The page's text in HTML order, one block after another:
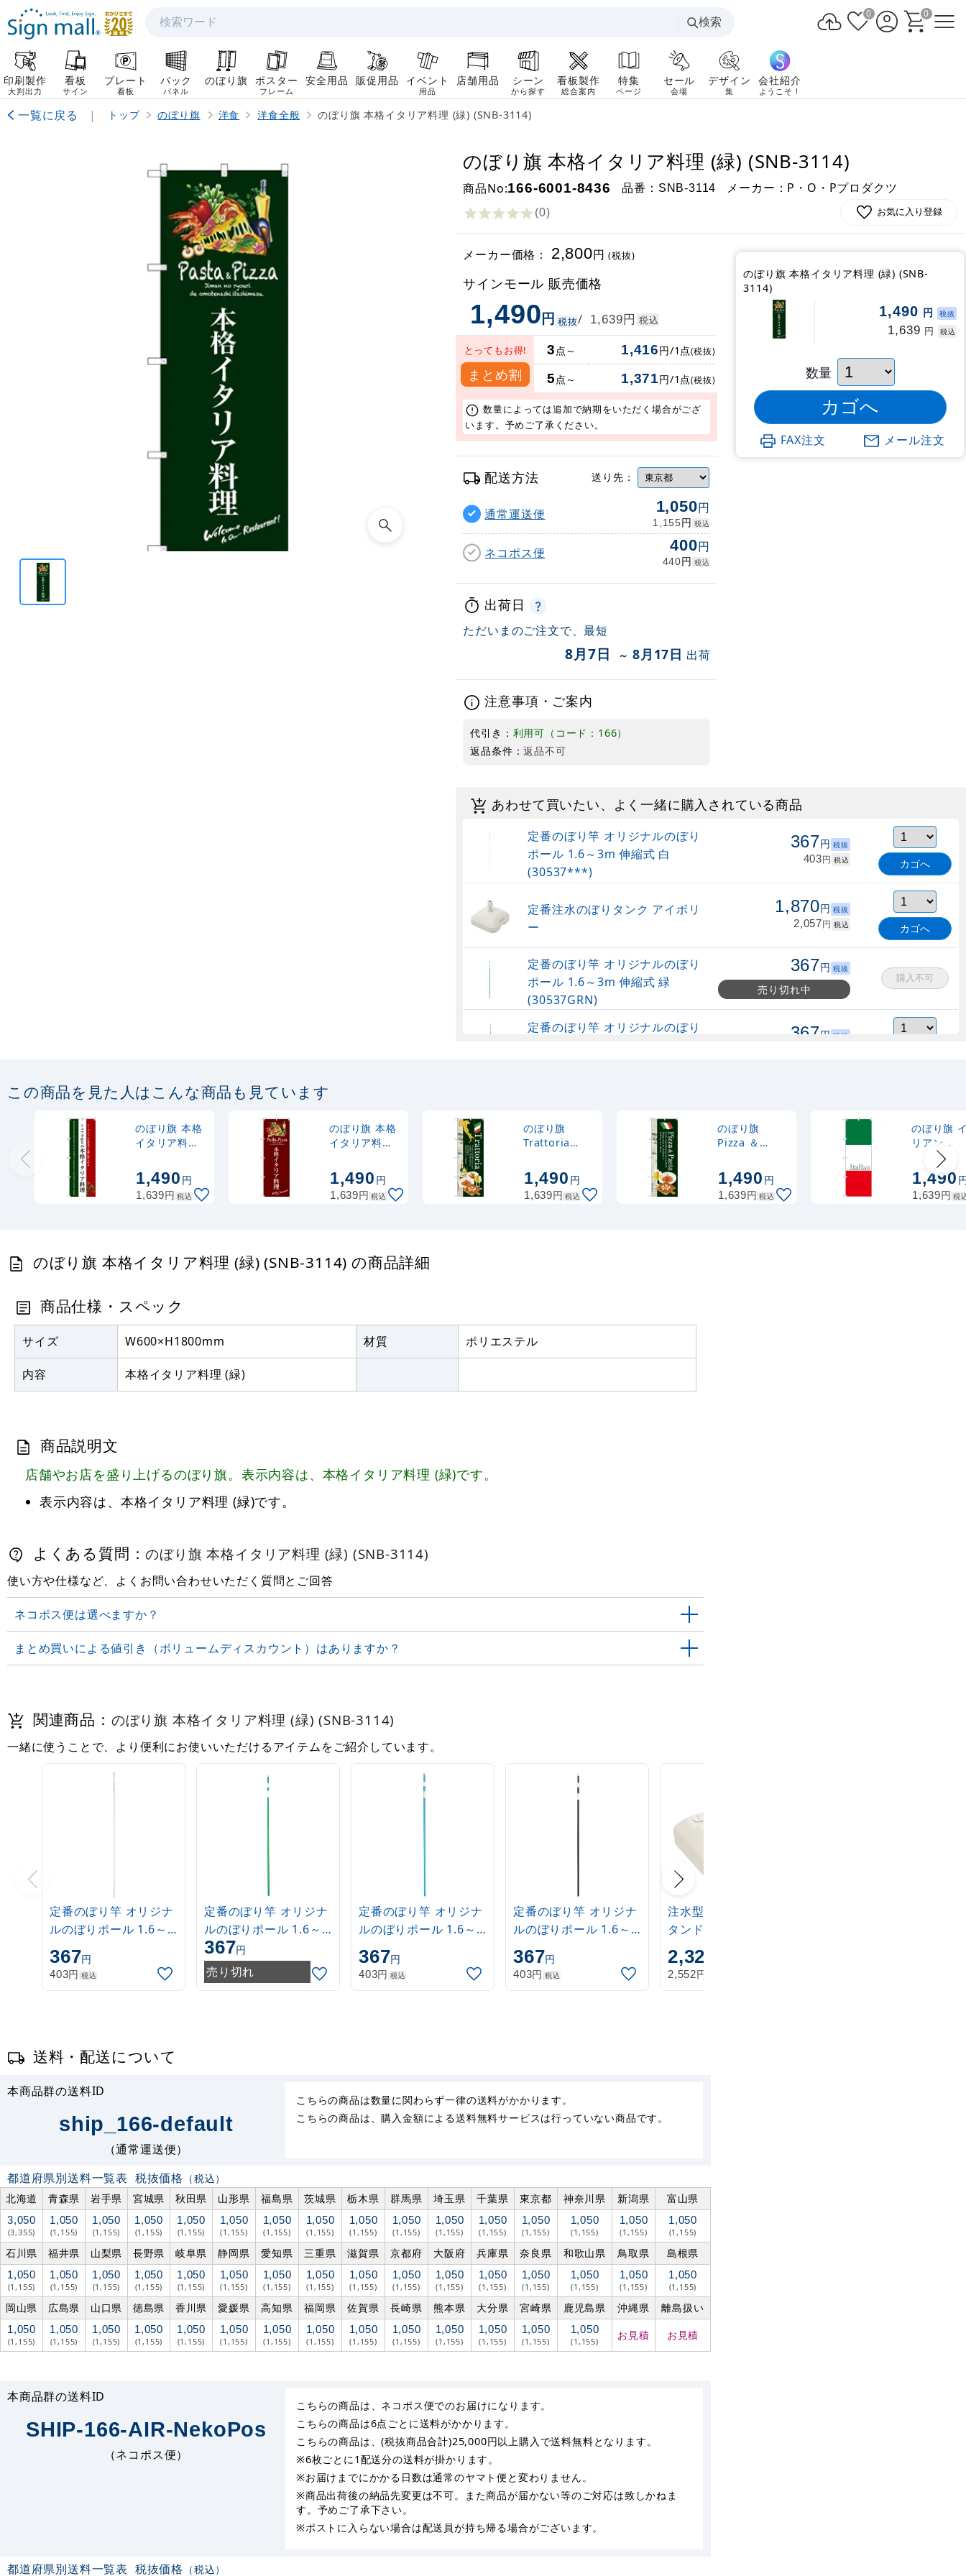
検索
検索
0 0
印刷製作
大判出力
看板
サイン
プレート
看板
バック
パネル
のぼり旗 ポスター
フレーム
安全用品 販促用品 イベント
用品
店舗用品 シーン
から探す
看板製作
総合案内
特集
ページ
セール
会場
デザイン
集
会社紹介
ようこそ！
一覧に戻る | トップ のぼり旗 洋食 洋食全般 のぼり旗 本格イタリア料理 (緑) (SNB-3114)
のぼり旗 本格イタリア料理 (緑) (SNB-3114)
商品No:166-6001-8436 品番： SNB-3114 メーカー：P・O・Pプロダクツ
(0) お気に入り登録
メーカー価格： 2,800円(税抜)
サインモール 販売価格
1,490円 税抜/ 1,639円 税込
とってもお得!
まとめ割
3点～ 1,416円/1点(税抜)
5点～ 1,371円/1点(税抜)
数量によっては追加で納期をいただく場合がござ
います。予めご了承ください。
配送方法 送り先：
通常運送便 1,050円
1,155円 税込
ネコポス便 400円
440円 税込
出荷日
ただいまのご注文で、最短
8月7日 ～ 8月17日 出荷
注意事項・ご案内
代引き： 利用可（コード：166）
返品条件：返品不可
のぼり旗 本格イタリア料理 (緑) (SNB-
3114)
1,490 円 税抜
1,639 円 税込
数量
FAX注文 メール注文
あわせて買いたい、よく一緒に購入されている商品
定番のぼり竿 オリジナルのぼり
ポール 1.6～3m 伸縮式 白
(30537***)
367円 税抜
403円 税込 カゴへ
定番注水のぼりタンク アイボリ
ー
1,870円 税抜
2,057円 税込 カゴへ
定番のぼり竿 オリジナルのぼり
ポール 1.6～3m 伸縮式 緑
(30537GRN)
367円 税抜
売り切れ中
購入不可
定番のぼり竿 オリジナルのぼり
367円 税抜
(30537BLK)
注水型マルチのぼりスタンド
20L
税込 カゴへ
この商品を見た人はこんな商品も見ています
のぼり旗 本格
イタリア料理
3087)
1,490円
1,639円 税込
のぼり旗 本格
イタリア料理
3109)
1,490円
1,639円 税込
のぼり旗
Trattoria
1,490円
1,639円 税込
のぼり旗
Pizza ＆
3102)
1,490円
1,639円 税込
のぼり旗
リアン
(Italian)
(SNB-
1,490
1,639円 税
のぼり旗 本格イタリア料理 (緑) (SNB-3114) の商品詳細
商品仕様・スペック
サイズ W600×H1800mm 材質 ポリエステル
内容 本格イタリア料理 (緑)
商品説明文
店舗やお店を盛り上げるのぼり旗。表示内容は、本格イタリア料理 (緑)です。
表示内容は、本格イタリア料理 (緑)です。
よくある質問：のぼり旗 本格イタリア料理 (緑) (SNB-3114)
使い方や仕様など、よくお問い合わせいただく質問とご回答
ネコポス便は選べますか？
まとめ買いによる値引き（ボリュームディスカウント）はありますか？
関連商品： のぼり旗 本格イタリア料理 (緑) (SNB-3114)
一緒に使うことで、より便利にお使いいただけるアイテムをご紹介しています。
定番のぼり竿 オリジナ
ルのぼりポール 1.6～
3m 伸縮式 白
(30537***)
367円
403円 税込
定番のぼり竿 オリジナ
ルのぼりポール 1.6～
3m 伸縮式 緑
(30537GRN)
367円
売り切れ
定番のぼり竿 オリジナ
ルのぼりポール 1.6～
3m 伸縮式 水色
(30537SBL)
367円
403円 税込
定番のぼり竿 オリジナ
ルのぼりポール 1.6～
3m 伸縮式 黒
(30537BLK)
367円
403円 税込
注水型マルチのぼりス
タンド 20L
2,320
2,552円
送料・配送について
本商品群の送料ID
ship_166-default
（通常運送便）
こちらの商品は数量に関わらず一律の送料がかかります。
こちらの商品は、購入金額による送料無料サービスは行っていない商品です。
都道府県別送料一覧表 税抜価格 （税込）
北海道
青森県 岩手県 宮城県 秋田県 山形県 福島県 茨城県 栃木県 群馬県 埼玉県 千葉県 東京都 神奈川県 新潟県 富山県
3,050
(3,355)
1,050
(1,155)
1,050
(1,155)
1,050
(1,155)
1,050
(1,155)
1,050
(1,155)
1,050
(1,155)
1,050
(1,155)
1,050
(1,155)
1,050
(1,155)
1,050
(1,155)
1,050
(1,155)
1,050
(1,155)
1,050
(1,155)
1,050
(1,155)
1,050
(1,155)
石川県 福井県 山梨県 長野県 岐阜県 静岡県 愛知県 三重県 滋賀県 京都府 大阪府 兵庫県 奈良県 和歌山県 鳥取県 島根県
1,050
(1,155)
1,050
(1,155)
1,050
(1,155)
1,050
(1,155)
1,050
(1,155)
1,050
(1,155)
1,050
(1,155)
1,050
(1,155)
1,050
(1,155)
1,050
(1,155)
1,050
(1,155)
1,050
(1,155)
1,050
(1,155)
1,050
(1,155)
1,050
(1,155)
1,050
(1,155)
岡山県 広島県 山口県 徳島県 香川県 愛媛県 高知県 福岡県 佐賀県 長崎県 熊本県 大分県 宮崎県 鹿児島県 沖縄県 離島扱い
1,050
(1,155)
1,050
(1,155)
1,050
(1,155)
1,050
(1,155)
1,050
(1,155)
1,050
(1,155)
1,050
(1,155)
1,050
(1,155)
1,050
(1,155)
1,050
(1,155)
1,050
(1,155)
1,050
(1,155)
1,050
(1,155)
1,050
(1,155) お見積 お見積
本商品群の送料ID
SHIP-166-AIR-NekoPos
（ネコポス便）
こちらの商品は、ネコポス便でのお届けになります。
こちらの商品は6点ごとに送料がかかります。
こちらの商品は、(税抜商品合計)25,000円以上購入で送料無料となります。
※6枚ごとに1配送分の送料が掛かります。
※お届けまでにかかる日数は通常のヤマト便と変わりません。
※商品出荷後の納品先変更は不可。また商品が届かない等のご対応は致しかねま
す。予めご了承下さい。
※ポストに入らない場合は配送員が持ち帰る場合がございます。
都道府県別送料一覧表 税抜価格 （税込）